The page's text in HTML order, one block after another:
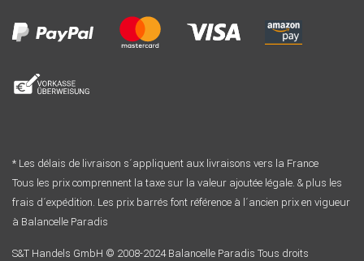
* Les délais de livraison s´appliquent aux livraisons vers la France
Tous les prix comprennent la taxe sur la valeur ajoutée légale. & plus les
frais d´expédition. Les prix barrés font référence à l´ancien prix en vigueur
à Balancelle Paradis
S&T Handels GmbH © 2008-2024 Balancelle Paradis Tous droits